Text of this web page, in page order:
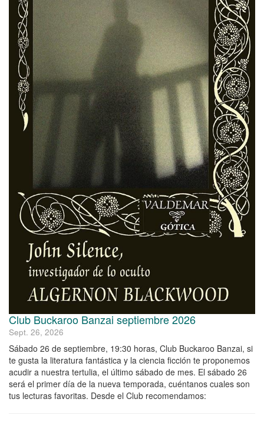
Club Buckaroo Banzai septiembre 2026
Sept. 26, 2026
Sábado 26 de septiembre, 19:30 horas, Club Buckaroo Banzai, si
te gusta la literatura fantástica y la ciencia ficción te proponemos
acudir a nuestra tertulia, el último sábado de mes. El sábado 26
será el primer día de la nueva temporada, cuéntanos cuales son
tus lecturas favoritas. Desde el Club recomendamos: